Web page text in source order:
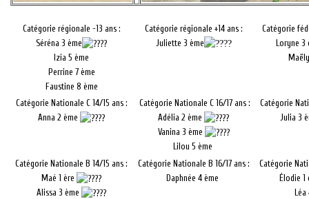
Catégorie régionale -13 ans :
Séréna 3 ème
Izia 5 ème
Perrine 7 ème
Faustine 8 ème
Catégorie régionale +14 ans :
Juliette 3 ème
Catégorie
Loryne
Catégorie Nationale C 14/15 ans :
Anna 2 ème
Catégorie Nationale C 16/17 ans :
Adélia 2 ème
Vanina 3 ème
Lilou 5 ème
Catégorie
Julia 3
Catégorie Nationale B 14/15 ans :
Maé 1 ère
Alissa 3 ème
Catégorie Nationale B 16/17 ans :
Daphnée 4 ème
Catégorie
Élodie